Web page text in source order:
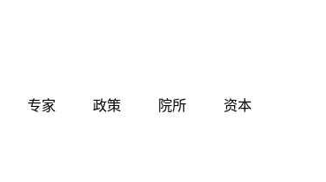
专家 政策 院所 资本